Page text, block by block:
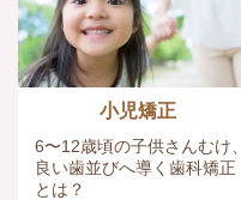
小児矯正
6〜12歳頃の子供さんむけ、
良い歯並びへ導く歯科矯正
とは？